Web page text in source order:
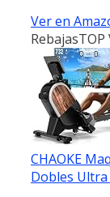
Ver en
RebajasTOP
CHAOKE
Dobles Ultra